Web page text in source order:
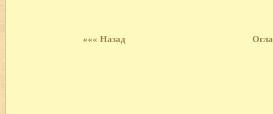
««« Назад